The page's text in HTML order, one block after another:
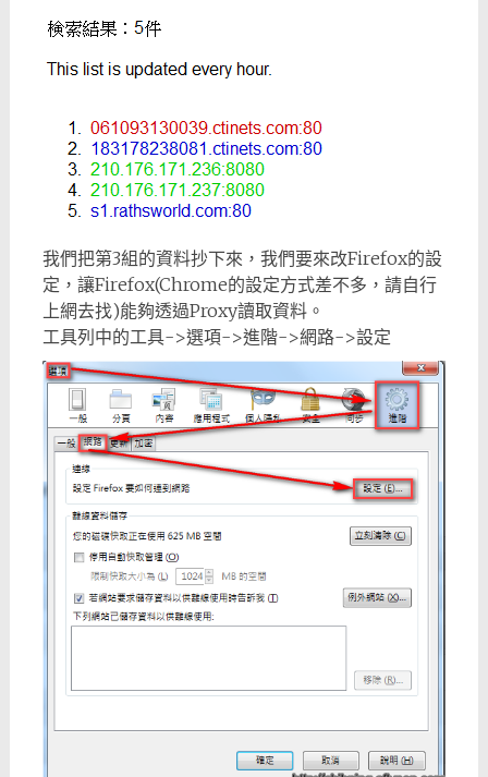
我們把第3組的資料抄下來，我們要來改Firefox的設
定，讓Firefox(Chrome的設定方式差不多，請自行
上網去找)能夠透過Proxy讀取資料。
工具列中的工具->選項->進階->網路->設定